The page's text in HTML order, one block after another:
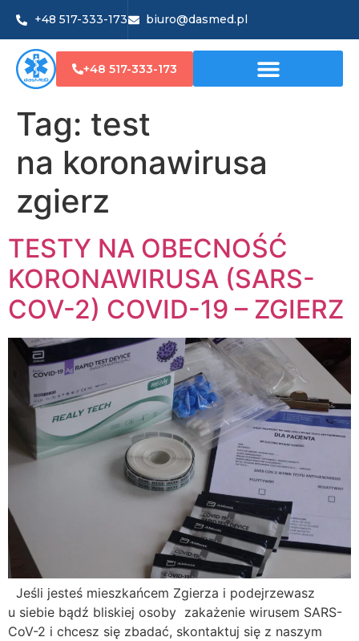
+48 517-333-173 biuro@dasmed.pl
+48 517-333-173
Tag: test
na koronawirusa
zgierz
TESTY NA OBECNOŚĆ
KORONAWIRUSA (SARS-
COV-2) COVID-19 – ZGIERZ
Jeśli jesteś mieszkańcem Zgierza i podejrzewasz
u siebie bądź bliskiej osoby zakażenie wirusem SARS-
CoV-2 i chcesz się zbadać, skontaktuj się z naszym